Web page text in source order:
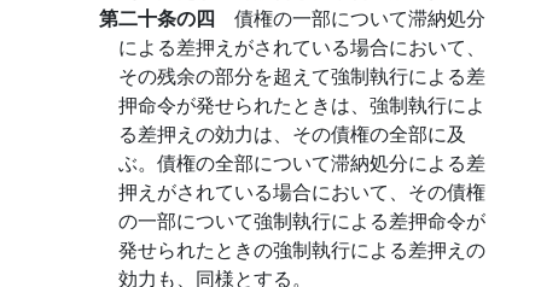
第二十条の四 債権の一部について滞納処分
による差押えがされている場合において、
その残余の部分を超えて強制執行による差
押命令が発せられたときは、強制執行によ
る差押えの効力は、その債権の全部に及
ぶ。債権の全部について滞納処分による差
押えがされている場合において、その債権
の一部について強制執行による差押命令が
発せられたときの強制執行による差押えの
効力も、同様とする。